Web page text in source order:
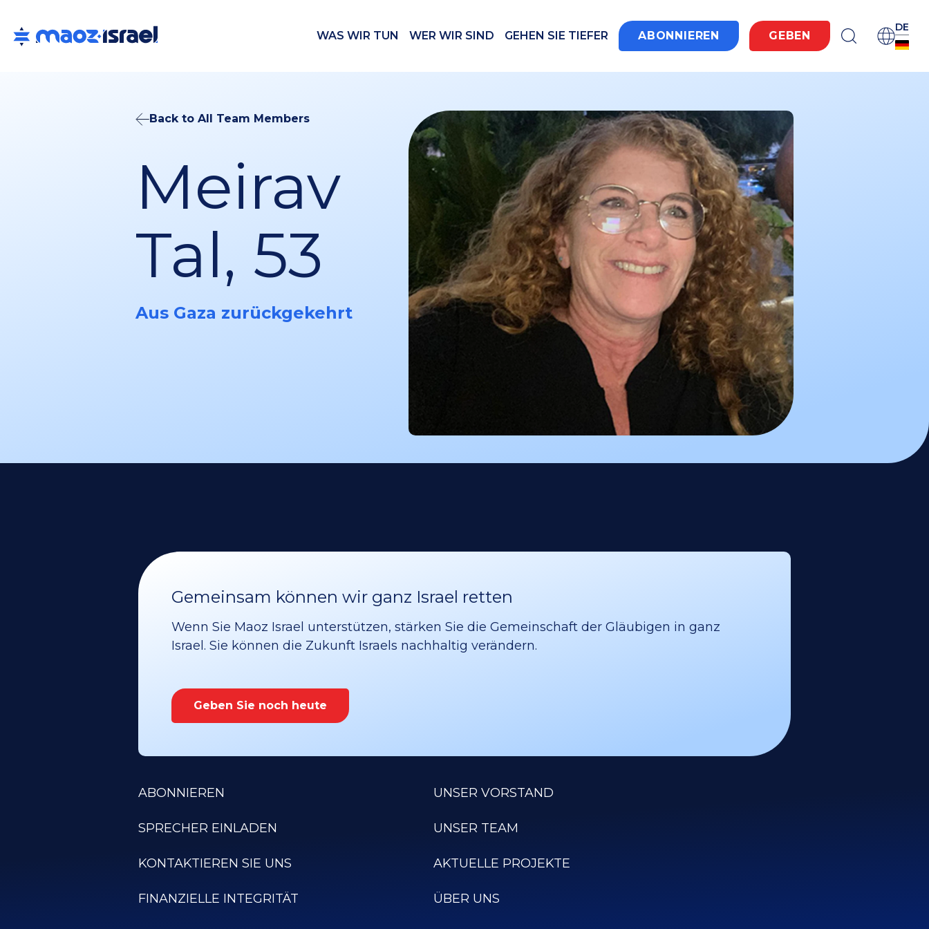
WAS WIR TUN WER WIR SIND GEHEN SIE TIEFER ABONNIEREN GEBEN
DE
Back to All Team Members
Meirav
Tal, 53
Aus Gaza zurückgekehrt
Gemeinsam können wir ganz Israel retten
Wenn Sie Maoz Israel unterstützen, stärken Sie die Gemeinschaft der Gläubigen in ganz
Israel. Sie können die Zukunft Israels nachhaltig verändern.
Geben Sie noch heute
ABONNIEREN
SPRECHER EINLADEN
KONTAKTIEREN SIE UNS
FINANZIELLE INTEGRITÄT
UNSER VORSTAND
UNSER TEAM
AKTUELLE PROJEKTE
ÜBER UNS